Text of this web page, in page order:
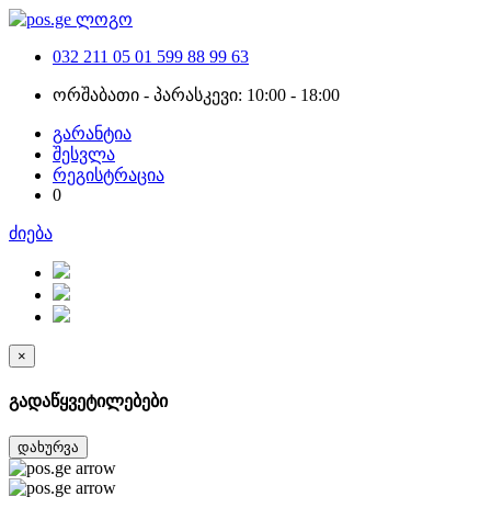
032 211 05 01 599 88 99 63
ორშაბათი - პარასკევი: 10:00 - 18:00
გარანტია
შესვლა
რეგისტრაცია
0
ძიება
×
გადაწყვეტილებები
დახურვა